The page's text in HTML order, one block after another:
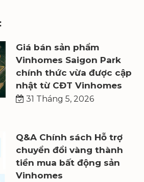
Giá bán sản phẩm
Vinhomes Saigon Park
chính thức vừa được cập
nhật từ CĐT Vinhomes
31 Tháng 5, 2026
Q&A Chính sách Hỗ trợ
chuyển đổi vàng thành
tiền mua bất động sản
Vinhomes